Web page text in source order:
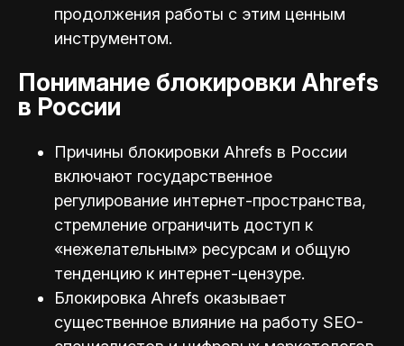
продолжения работы с этим ценным
инструментом.
Понимание блокировки Ahrefs
в России
Причины блокировки Ahrefs в России
включают государственное
регулирование интернет-пространства,
стремление ограничить доступ к
«нежелательным» ресурсам и общую
тенденцию к интернет-цензуре.
Блокировка Ahrefs оказывает
существенное влияние на работу SEO-